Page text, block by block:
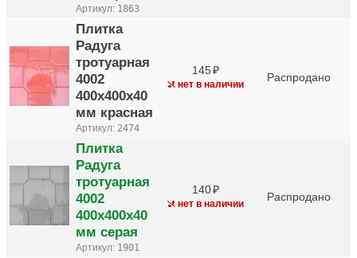
Артикул: 1863
Плитка
Радуга
тротуарная
4002
400х400х40
мм красная
Артикул: 2474
145
нет в наличии
Распродано
Плитка
Радуга
тротуарная
4002
400х400х40
мм серая
Артикул: 1901
140
нет в наличии
Распродано